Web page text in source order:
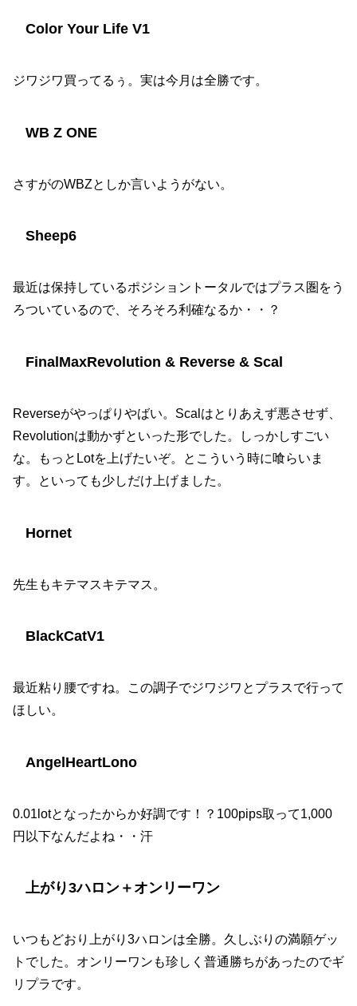
Color Your Life V1
ジワジワ買ってるぅ。実は今月は全勝です。
WB Z ONE
さすがのWBZとしか言いようがない。
Sheep6
最近は保持しているポジショントータルではプラス圏をう
ろついているので、そろそろ利確なるか・・？
FinalMaxRevolution & Reverse & Scal
Reverseがやっぱりやばい。Scalはとりあえず悪させず、
Revolutionは動かずといった形でした。しっかしすごい
な。もっとLotを上げたいぞ。とこういう時に喰らいま
す。といっても少しだけ上げました。
Hornet
先生もキテマスキテマス。
BlackCatV1
最近粘り腰ですね。この調子でジワジワとプラスで行って
ほしい。
AngelHeartLono
0.01lotとなったからか好調です！？100pips取って1,000
円以下なんだよね・・汗
上がり3ハロン＋オンリーワン
いつもどおり上がり3ハロンは全勝。久しぶりの満願ゲッ
トでした。オンリーワンも珍しく普通勝ちがあったのでギ
リプラです。